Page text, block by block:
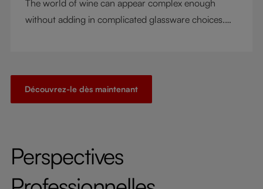
The world of wine can appear complex enough
without adding in complicated glassware choices.
Découvrez-le dès maintenant
Perspectives